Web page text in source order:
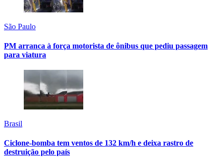
São Paulo
PM arranca à força motorista de ônibus que pediu passagem
para viatura
Brasil
Ciclone-bomba tem ventos de 132 km/h e deixa rastro de
destruição pelo país